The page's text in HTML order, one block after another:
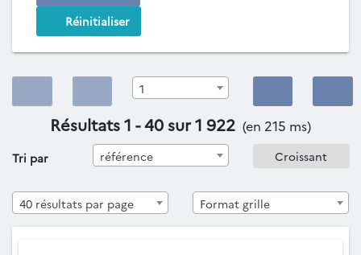
Réinitialiser
1
Résultats 1 - 40 sur 1 922 (en 215 ms)
Tri par référence
40 résultats par page Format grille